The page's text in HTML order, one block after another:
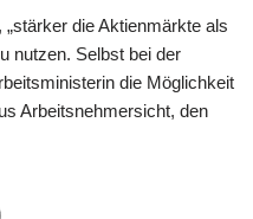
die Aktienmärkte als
nutzen. Selbst bei der
die Möglichkeit
Arbeitsnehmersicht, den